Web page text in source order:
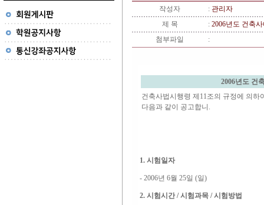
작성자 : 관리자
제 목
: 2006년도 건축
첨부파일
:
2006년도 건
건축사법시행령 제11조의 규정에 의하
다음과 같이 공고합니.
1. 시험일자
- 2006년 6월 25일 (일)
2. 시험시간 / 시험과목 / 시험방법